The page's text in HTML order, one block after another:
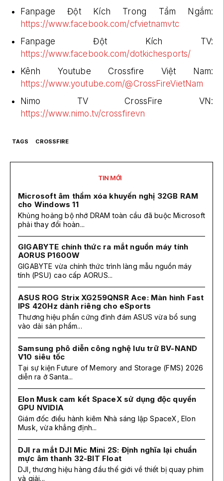
Fanpage Đột Kích Trong Tầm Ngắm:
https://www.facebook.com/cfvietnamvtc
Fanpage Đột Kích TV:
https://www.facebook.com/dotkichesports/
Kênh Youtube Crossfire Việt Nam:
https://www.youtube.com/@CrossFireVietNam
Nimo TV CrossFire VN:
https://www.nimo.tv/crossfirevn
TAGS CROSSFIRE
TIN MỚI
Microsoft âm thầm xóa khuyến nghị 32GB RAM
cho Windows 11
Khủng hoảng bộ nhớ DRAM toàn cầu đã buộc Microsoft
phải thay đổi hoàn...
GIGABYTE chính thức ra mắt nguồn máy tính
AORUS P1600W
GIGABYTE vừa chính thức trình làng mẫu nguồn máy
tính (PSU) cao cấp AORUS...
ASUS ROG Strix XG259QNSR Ace: Màn hình Fast
IPS 420Hz dành riêng cho eSports
Thương hiệu phần cứng đình đám ASUS vừa bổ sung
vào dải sản phẩm...
Samsung phô diễn công nghệ lưu trữ BV-NAND
V10 siêu tốc
Tại sự kiện Future of Memory and Storage (FMS) 2026
diễn ra ở Santa...
Elon Musk cam kết SpaceX sử dụng độc quyền
GPU NVIDIA
Giám đốc điều hành kiêm Nhà sáng lập SpaceX, Elon
Musk, vừa khẳng định...
DJI ra mắt DJI Mic Mini 2S: Định nghĩa lại chuẩn
mực âm thanh 32-BIT Float
DJI, thương hiệu hàng đầu thế giới về thiết bị quay phim
và giải...